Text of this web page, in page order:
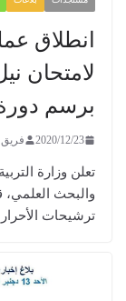
إيداع
والتكوين
الوطنية، أن
امتحان نيل
تحيين